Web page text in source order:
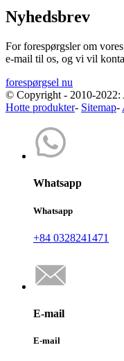
Nyhedsbrev
For forespørgsler om
e-mail til os, og vi vil
forespørgsel nu
© Copyright - 2010-2022:
Hotte produkter- Sitemap-
Whatsapp
Whatsapp
+84 0328241471
E-mail
E-mail